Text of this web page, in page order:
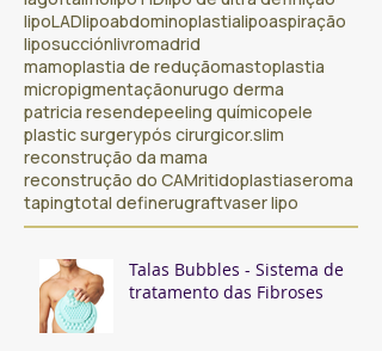
lipoLADlipoabdominoplastialipoaspiração
liposucciónlivromadrid
mamoplastia de reduçãomastoplastia
micropigmentaçãonurugo derma
patricia resendepeeling químicopele
plastic surgerypós cirurgicor.slim
reconstrução da mama
reconstrução do CAMritidoplastiaseroma
tapingtotal definerugraftvaser lipo
Talas Bubbles - Sistema de
tratamento das Fibroses